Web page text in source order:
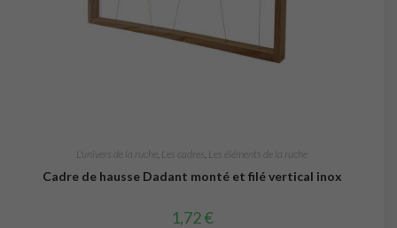
L'univers de la ruche Les cadres Les éléments de la ruche
Cadre de hausse Dadant monté et filé vertical inox
1,72€